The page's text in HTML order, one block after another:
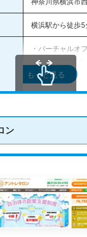
・メールボック
・バーチャルオ
【横浜駅西口ビ
・メールボック
・テレフォンア
・バーチャルオ
【新横浜スクエ
・テレフォンア
・バーチャルオ
【オープンオフ
・メールボック
・バーチャルオ
・バーチャルオ
横浜駅から徒歩5
・バーチャルオ
・転送電話2点
・転送電話3点
・電話秘書代
ス
https://
スクロールできます
東京を中心に10店舗以
スです。
、法人登記と郵便転送
もっと見る
ン